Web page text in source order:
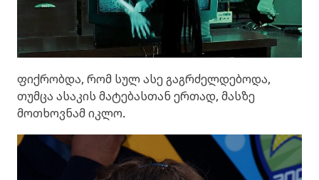
ფიქრობდა, რომ სულ ასე გაგრძელდებოდა,
თუმცა ასაკის მატებასთან ერთად, მასზე
მოთხოვნამ იკლო.